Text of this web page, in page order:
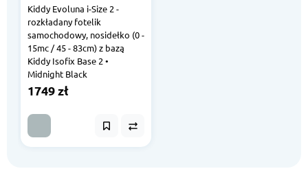
Kiddy Evoluna i-Size 2 -
rozkładany fotelik
samochodowy, nosidełko (0 -
15mc / 45 - 83cm) z bazą
Kiddy Isofix Base 2 •
Midnight Black
1749 zł